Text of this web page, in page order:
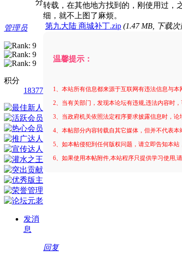
管理员
积分
18377
发消
息
转载，在其他地方找到的，刚使用过，
细，就不上图了麻烦。
第九大陆 商城补丁.zip (1.47 MB, 下载
温馨提示：
1、本站所有信息都来源于互联网有违法信息与本
2、当有关部门，发现本论坛有违规,违法内容时
3、当政府机关依照法定程序要求披露信息时，论
4、本帖部分内容转载自其它媒体，但并不代表
5、如本帖侵犯到任何版权问题，请立即告知本
6、如果使用本帖附件,本站程序只提供学习使用,
回复